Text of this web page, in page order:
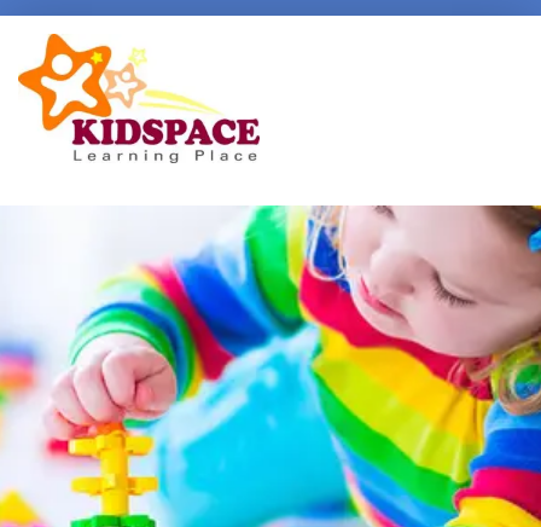
Early Intervention
Specialised Learning Support
School Preparatory @ Kidspace
Handwriting Support